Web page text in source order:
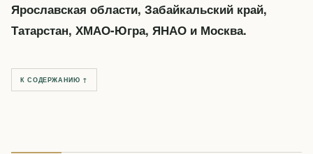
Ярославская области, Забайкальский край,
Татарстан, ХМАО-Югра, ЯНАО и Москва.
К СОДЕРЖАНИЮ ↑